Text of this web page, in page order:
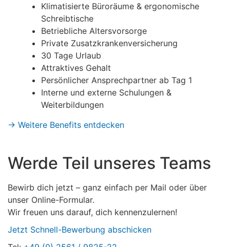
Klimatisierte Büroräume & ergonomische
Schreibtische
Betriebliche Altersvorsorge
Private Zusatzkrankenversicherung
30 Tage Urlaub
Attraktives Gehalt
Persönlicher Ansprechpartner ab Tag 1
Interne und externe Schulungen &
Weiterbildungen
→ Weitere Benefits entdecken
Werde Teil unseres Teams
Bewirb dich jetzt – ganz einfach per Mail oder über
unser Online-Formular.
Wir freuen uns darauf, dich kennenzulernen!
Jetzt Schnell-Bewerbung abschicken